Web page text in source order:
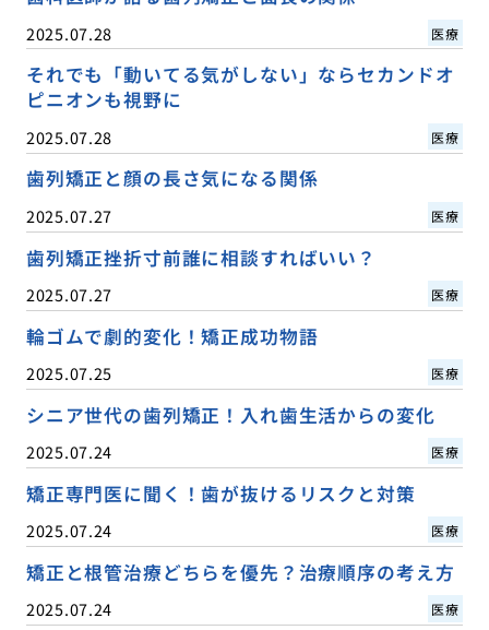
2025.07.28 医療
それでも「動いてる気がしない」ならセカンドオ
ピニオンも視野に
2025.07.28 医療
歯列矯正と顔の長さ気になる関係
2025.07.27 医療
歯列矯正挫折寸前誰に相談すればいい？
2025.07.27 医療
輪ゴムで劇的変化！矯正成功物語
2025.07.25 医療
シニア世代の歯列矯正！入れ歯生活からの変化
2025.07.24 医療
矯正専門医に聞く！歯が抜けるリスクと対策
2025.07.24 医療
矯正と根管治療どちらを優先？治療順序の考え方
2025.07.24 医療